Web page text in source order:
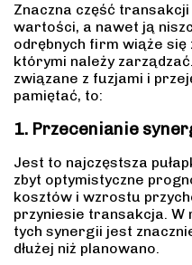
Znaczna część
wartości, a nawet ją
odrębnych firm wiąże
którymi należy
związane z fuzjami i
pamiętać, to:
1. Przecenianie
Jest to najczęstsza
zbyt optymistyczne
kosztów i wzrostu
przyniesie transakcja.
tych synergii jest
dłużej niż planowano.